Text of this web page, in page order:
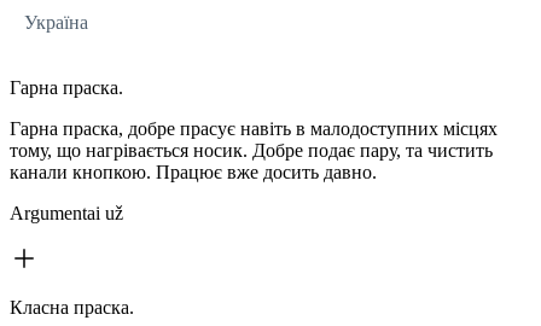
Україна
Гарна праска.
Гарна праска, добре прасує навіть в малодоступних місцях
тому, що нагрівається носик. Добре подає пару, та чистить
канали кнопкою. Працює вже досить давно.
Argumentai už
Класна праска.